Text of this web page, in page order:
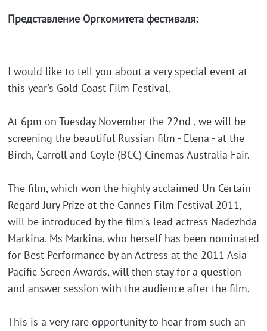
Представление Оргкомитета фестиваля:
I would like to tell you about a very special event at
this year's Gold Coast Film Festival.
At 6pm on Tuesday November the 22nd , we will be
screening the beautiful Russian film - Elena - at the
Birch, Carroll and Coyle (BCC) Cinemas Australia Fair.
The film, which won the highly acclaimed Un Certain
Regard Jury Prize at the Cannes Film Festival 2011,
will be introduced by the film's lead actress Nadezhda
Markina. Ms Markina, who herself has been nominated
for Best Performance by an Actress at the 2011 Asia
Pacific Screen Awards, will then stay for a question
and answer session with the audience after the film.
This is a very rare opportunity to hear from such an